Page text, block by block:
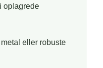
oplagrede
eller robuste